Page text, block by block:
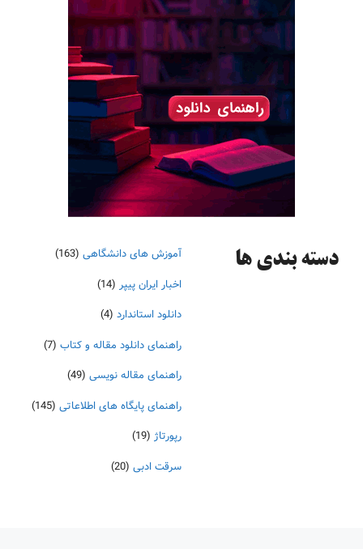
دسته‌ بندی ها آموزش های دانشگاهی (163)
اخبار ایران پیپر (14)
دانلود استاندارد (4)
راهنمای دانلود مقاله و کتاب (7)
راهنمای مقاله نویسی (49)
راهنمای پایگاه های اطلاعاتی (145)
رپورتاژ (19)
سرقت ادبی (20)